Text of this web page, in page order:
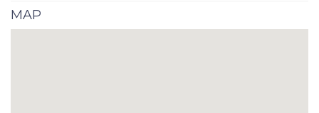
MAP